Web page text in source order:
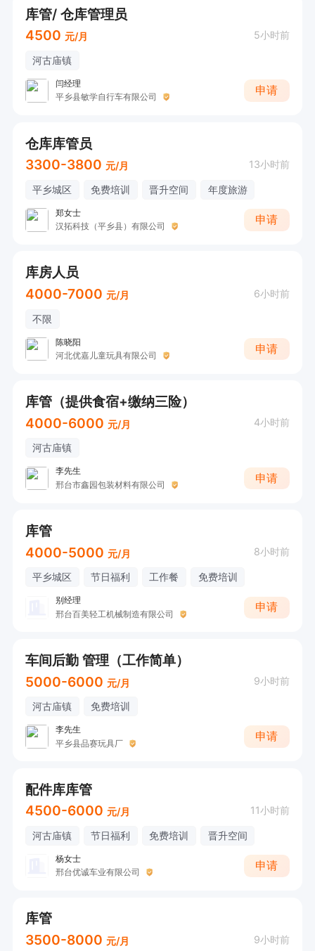
库管/ 仓库管理员
4500 元/月 5小时前
河古庙镇
闫经理
平乡县敏学自行车有限公司
申请
仓库库管员
3300-3800 元/月 13小时前
平乡城区 免费培训 晋升空间 年度旅游
郑女士
汉拓科技（平乡县）有限公司
申请
库房人员
4000-7000 元/月 6小时前
不限
陈晓阳
河北优嘉儿童玩具有限公司
申请
库管（提供食宿+缴纳三险）
4000-6000 元/月 4小时前
河古庙镇
李先生
邢台市鑫园包装材料有限公司
申请
库管
4000-5000 元/月 8小时前
平乡城区 节日福利 工作餐 免费培训
别经理
邢台百美轻工机械制造有限公司
申请
车间后勤 管理（工作简单）
5000-6000 元/月 9小时前
河古庙镇 免费培训
李先生
平乡县品赛玩具厂
申请
配件库库管
4500-6000 元/月 11小时前
河古庙镇 节日福利 免费培训 晋升空间
杨女士
邢台优诚车业有限公司
申请
库管
3500-8000 元/月 9小时前